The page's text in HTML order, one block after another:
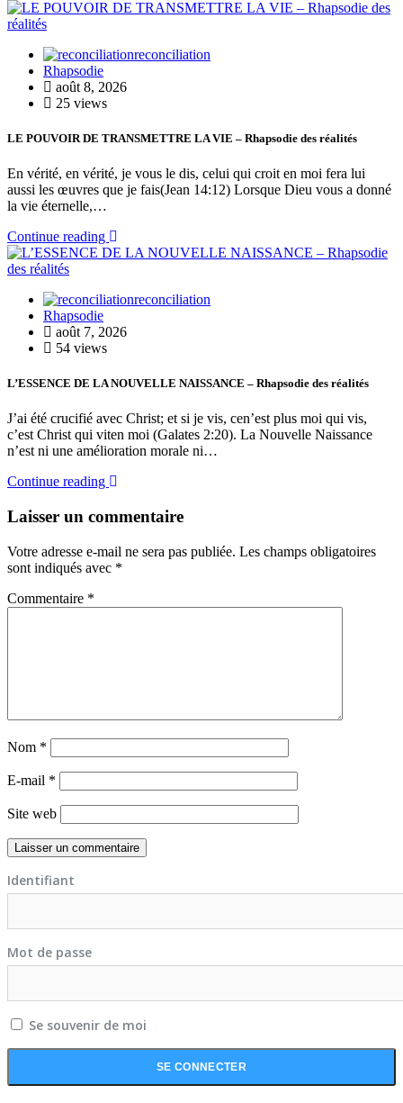
reconciliation
Rhapsodie
août 8, 2026
25 views
LE POUVOIR DE TRANSMETTRE LA VIE – Rhapsodie des réalités
En vérité, en vérité, je vous le dis, celui qui croit en moi fera lui
aussi les œuvres que je fais(Jean 14:12) Lorsque Dieu vous a donné
la vie éternelle,…
Continue reading
reconciliation
Rhapsodie
août 7, 2026
54 views
L’ESSENCE DE LA NOUVELLE NAISSANCE – Rhapsodie des réalités
J’ai été crucifié avec Christ; et si je vis, cen’est plus moi qui vis,
c’est Christ qui viten moi (Galates 2:20). La Nouvelle Naissance
n’est ni une amélioration morale ni…
Continue reading
Laisser un commentaire
Votre adresse e-mail ne sera pas publiée. Les champs obligatoires
sont indiqués avec *
Commentaire *
Nom *
E-mail *
Site web
Identifiant
Mot de passe
Se souvenir de moi